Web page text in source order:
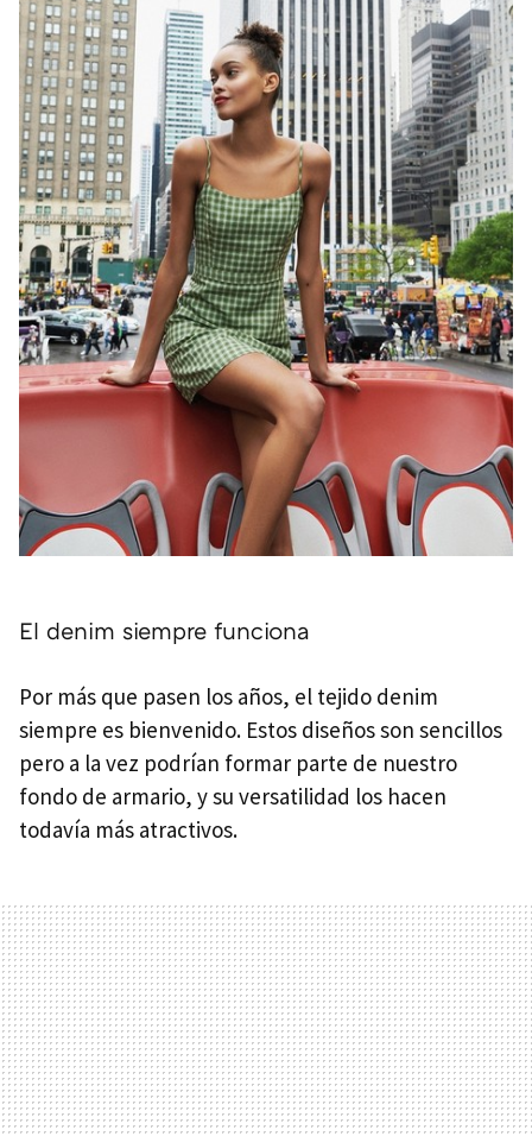
El denim siempre funciona
Por más que pasen los años, el tejido denim
siempre es bienvenido. Estos diseños son sencillos
pero a la vez podrían formar parte de nuestro
fondo de armario, y su versatilidad los hacen
todavía más atractivos.